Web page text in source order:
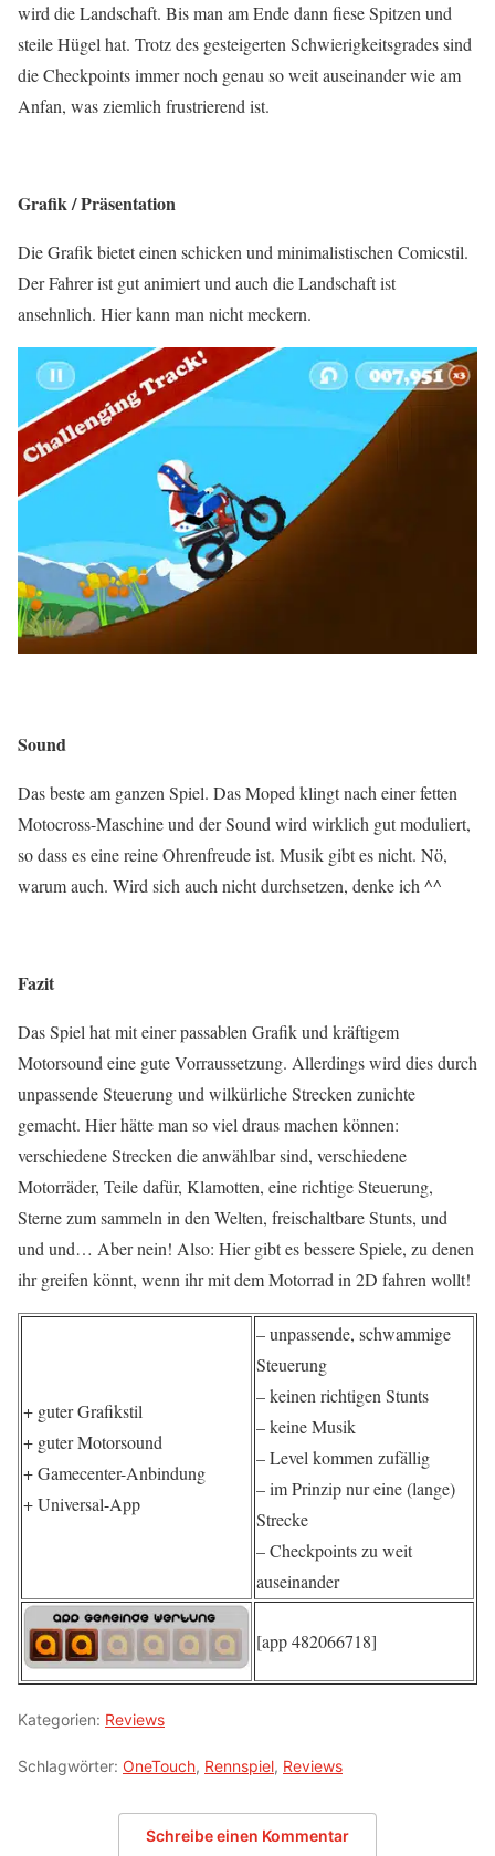
wird die Landschaft. Bis man am Ende dann fiese Spitzen und
steile Hügel hat. Trotz des gesteigerten Schwierigkeitsgrades sind
die Checkpoints immer noch genau so weit auseinander wie am
Anfan, was ziemlich frustrierend ist.
Grafik / Präsentation
Die Grafik bietet einen schicken und minimalistischen Comicstil.
Der Fahrer ist gut animiert und auch die Landschaft ist
ansehnlich. Hier kann man nicht meckern.
Sound
Das beste am ganzen Spiel. Das Moped klingt nach einer fetten
Motocross-Maschine und der Sound wird wirklich gut moduliert,
so dass es eine reine Ohrenfreude ist. Musik gibt es nicht. Nö,
warum auch. Wird sich auch nicht durchsetzen, denke ich ^^
Fazit
Das Spiel hat mit einer passablen Grafik und kräftigem
Motorsound eine gute Vorraussetzung. Allerdings wird dies durch
unpassende Steuerung und wilkürliche Strecken zunichte
gemacht. Hier hätte man so viel draus machen können:
verschiedene Strecken die anwählbar sind, verschiedene
Motorräder, Teile dafür, Klamotten, eine richtige Steuerung,
Sterne zum sammeln in den Welten, freischaltbare Stunts, und
und und… Aber nein! Also: Hier gibt es bessere Spiele, zu denen
ihr greifen könnt, wenn ihr mit dem Motorrad in 2D fahren wollt!
+ guter Grafikstil
+ guter Motorsound
+ Gamecenter-Anbindung
+ Universal-App
– unpassende, schwammige
Steuerung
– keinen richtigen Stunts
– keine Musik
– Level kommen zufällig
– im Prinzip nur eine (lange)
Strecke
– Checkpoints zu weit
auseinander
[app 482066718]
Kategorien: Reviews
Schlagwörter: OneTouch, Rennspiel, Reviews
Schreibe einen Kommentar